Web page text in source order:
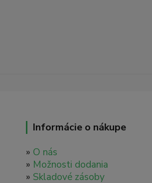
Informácie o nákupe
» O nás
» Možnosti dodania
» Skladové zásoby